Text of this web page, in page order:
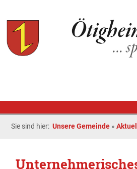
Sie sind hier:Unsere Gemeinde »